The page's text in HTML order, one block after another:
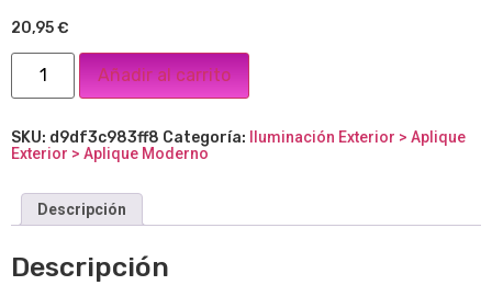
20,95€
Añadir al carrito
SKU: d9df3c983ff8 Categoría:
Iluminación Exterior > Aplique
Exterior > Aplique Moderno
Descripción
Descripción